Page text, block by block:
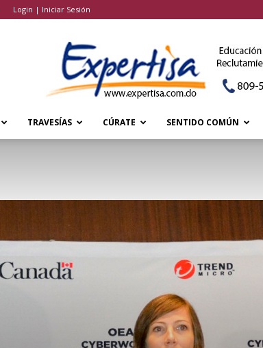
Login | Iniciar Sesión
TRAVESÍAS CÚRATE SENTIDO COMÚN